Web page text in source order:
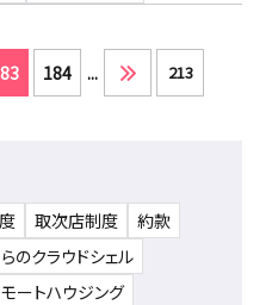
184 ... 213
取次店制度
約款
らのクラウドシェル
モートハウジング